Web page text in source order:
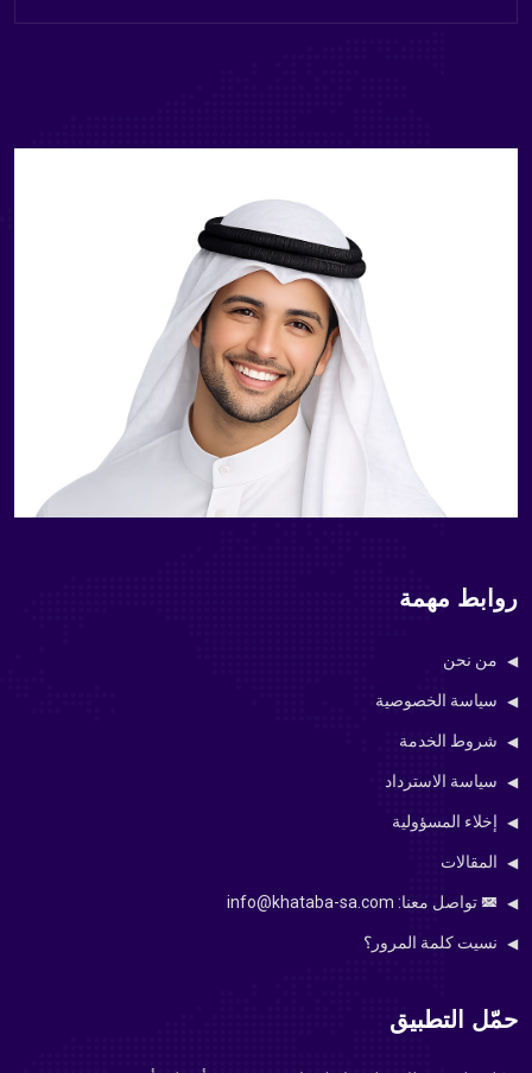
روابط مهمة
من نحن
سياسة الخصوصية
شروط الخدمة
سياسة الاسترداد
إخلاء المسؤولية
المقالات
تواصل معنا: info@khataba-sa.com
نسيت كلمة المرور؟
حمّل التطبيق